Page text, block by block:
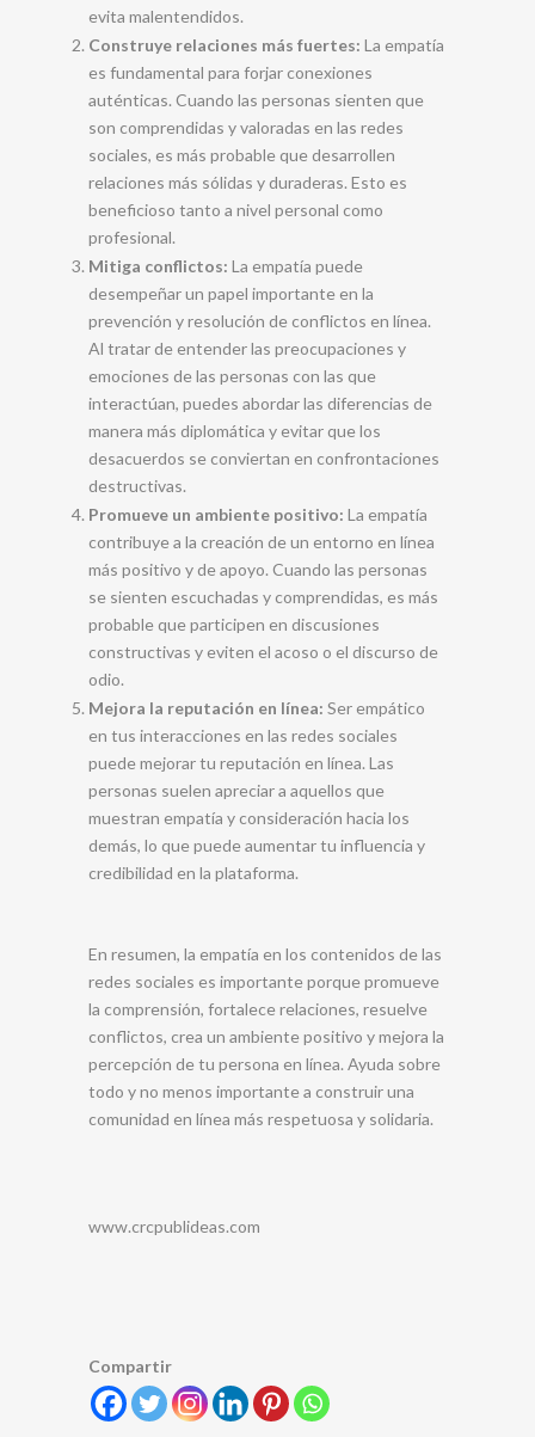
evita malentendidos.
Construye relaciones más fuertes: La empatía
es fundamental para forjar conexiones
auténticas. Cuando las personas sienten que
son comprendidas y valoradas en las redes
sociales, es más probable que desarrollen
relaciones más sólidas y duraderas. Esto es
beneficioso tanto a nivel personal como
profesional.
Mitiga conflictos: La empatía puede
desempeñar un papel importante en la
prevención y resolución de conflictos en línea.
Al tratar de entender las preocupaciones y
emociones de las personas con las que
interactúan, puedes abordar las diferencias de
manera más diplomática y evitar que los
desacuerdos se conviertan en confrontaciones
destructivas.
Promueve un ambiente positivo: La empatía
contribuye a la creación de un entorno en línea
más positivo y de apoyo. Cuando las personas
se sienten escuchadas y comprendidas, es más
probable que participen en discusiones
constructivas y eviten el acoso o el discurso de
odio.
Mejora la reputación en línea: Ser empático
en tus interacciones en las redes sociales
puede mejorar tu reputación en línea. Las
personas suelen apreciar a aquellos que
muestran empatía y consideración hacia los
demás, lo que puede aumentar tu influencia y
credibilidad en la plataforma.
En resumen, la empatía en los contenidos de las
redes sociales es importante porque promueve
la comprensión, fortalece relaciones, resuelve
conflictos, crea un ambiente positivo y mejora la
percepción de tu persona en línea. Ayuda sobre
todo y no menos importante a construir una
comunidad en línea más respetuosa y solidaria.
www.crcpublideas.com
Compartir